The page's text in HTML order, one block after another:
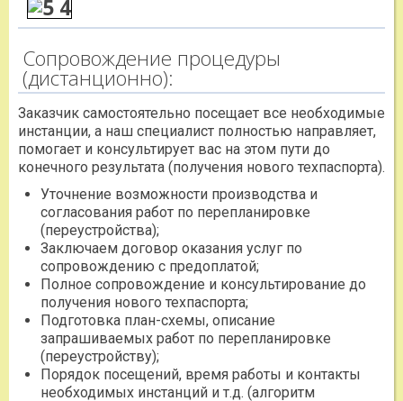
Сопровождение процедуры
(дистанционно):
Заказчик самостоятельно посещает все необходимые
инстанции, а наш специалист полностью направляет,
помогает и консультирует вас на этом пути до
конечного результата (получения нового техпаспорта).
Уточнение возможности производства и
согласования работ по перепланировке
(переустройства);
Заключаем договор оказания услуг по
сопровождению с предоплатой;
Полное сопровождение и консультирование до
получения нового техпаспорта;
Подготовка план-схемы, описание
запрашиваемых работ по перепланировке
(переустройству);
Порядок посещений, время работы и контакты
необходимых инстанций и т.д. (алгоритм